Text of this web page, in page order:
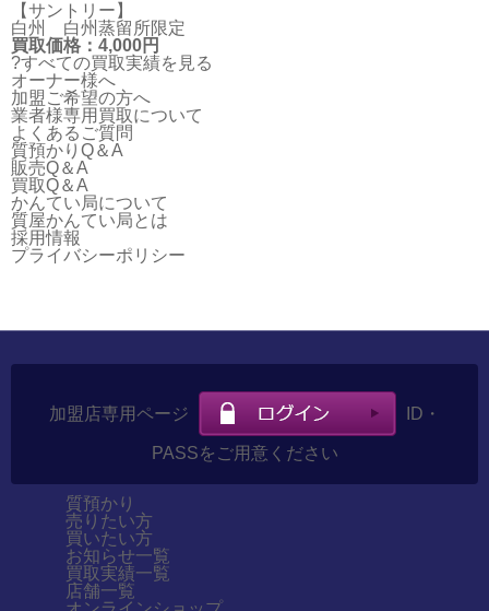
【サントリー】
白州 白州蒸留所限定
買取価格：4,000円
?すべての買取実績を見る
オーナー様へ
加盟ご希望の方へ
業者様専用買取について
よくあるご質問
質預かりQ＆A
販売Q＆A
買取Q＆A
かんてい局について
質屋かんてい局とは
採用情報
プライバシーポリシー
加盟店専用ページ ID・
PASSをご用意ください
質預かり
売りたい方
買いたい方
お知らせ一覧
買取実績一覧
店舗一覧